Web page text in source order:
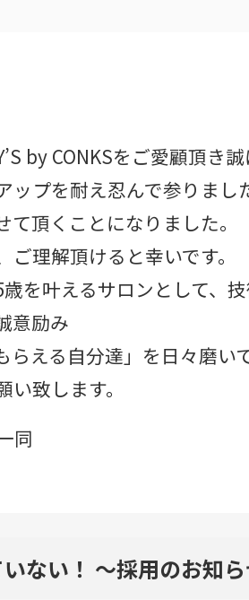
by CONKSをご愛顧頂き
ップを耐え忍んで参りまし
頂くことになりました。
理解頂けると幸いです。
を叶えるサロンとして、
意励み
らえる自分達」を日々磨い
致します。
同
ない！ ～採用のお知